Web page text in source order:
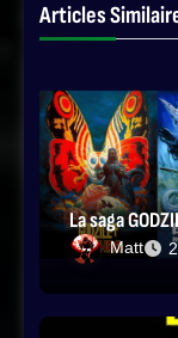
Articles
La saga
Matt